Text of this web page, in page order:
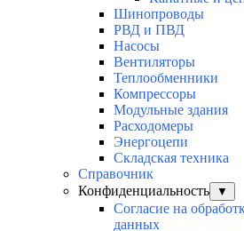
Шинопроводы
РВД и ПВД
Насосы
Вентиляторы
Теплообменники
Компрессоры
Модульные здания
Расходомеры
Энергоцепи
Складская техника
Справочник
Конфиденциальность
▼
Согласие на
данных